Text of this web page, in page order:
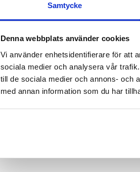
Samtycke
Denna webbplats använder cookies
Vi använder enhetsidentifierare för att
sociala medier och analysera vår
till de sociala medier och annons- och
med annan information som du har